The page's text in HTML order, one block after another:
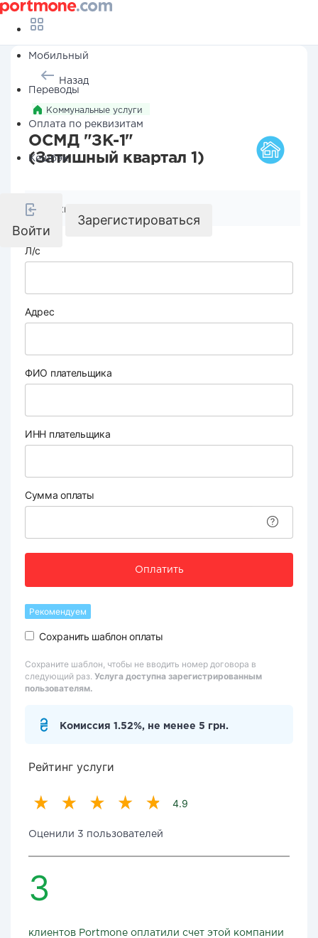
Мобильный
Переводы
Оплата по реквизитам
Кешбэк
Войти
Зарегистироваться
Назад
Коммунальные услуги
ОСМД "ЗК-1"
(Затишный квартал 1)
Реквизиты компании
Л/с
Адрес
ФИО плательщика
ИНН плательщика
Сумма оплаты
Оплатить
Рекомендуем
Сохранить шаблон оплаты
Сохраните шаблон, чтобы не вводить номер договора в
следующий раз. Услуга доступна зарегистрированным
пользователям.
Комиссия 1.52%, не менее 5 грн.
Рейтинг услуги
4.9
Оценили 3 пользователей
3
клиентов Portmone оплатили счет этой компании